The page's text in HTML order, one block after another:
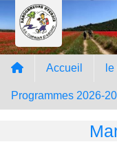
Accueil
Programmes 2026-
Panneau de gestion